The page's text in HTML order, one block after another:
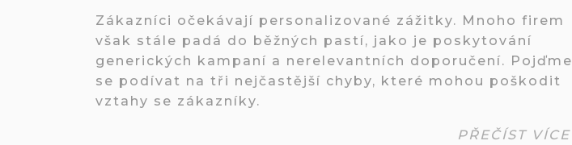
Zákazníci očekávají personalizované zážitky. Mnoho firem
však stále padá do běžných pastí, jako je poskytování
generických kampaní a nerelevantních doporučení. Pojďme
se podívat na tři nejčastější chyby, které mohou poškodit
vztahy se zákazníky.
PŘEČÍST VÍCE